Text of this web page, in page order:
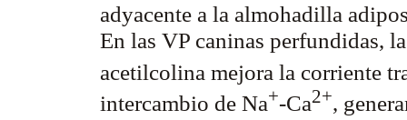
adyacente a la almohadilla
En las VP caninas perfundidas,
acetilcolina mejora la corriente
intercambio de Na+-Ca2+,